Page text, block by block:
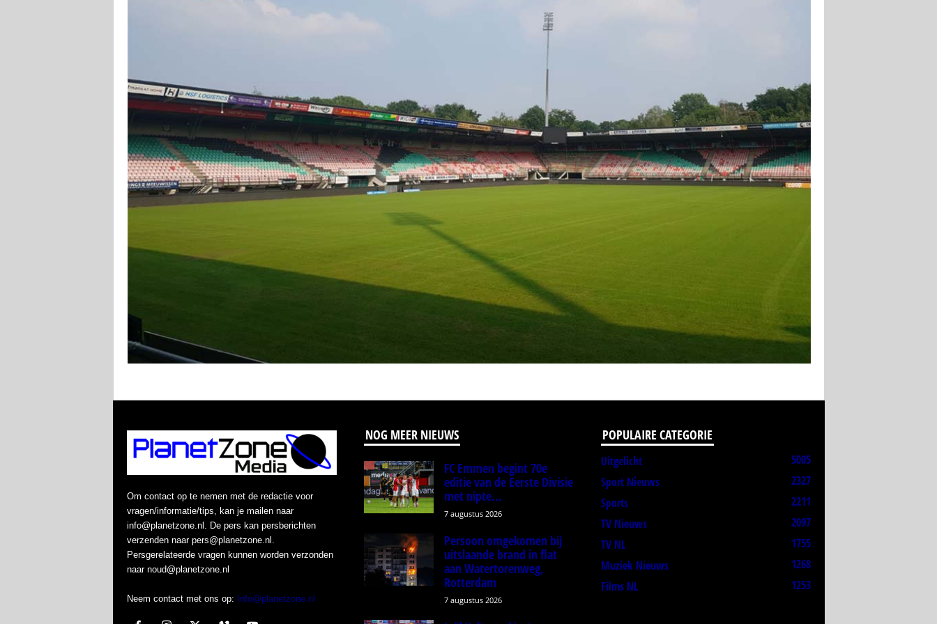
Om contact op te nemen met de redactie voor
vragen/informatie/tips, kan je mailen naar
info@planetzone.nl. De pers kan persberichten
verzenden naar pers@planetzone.nl.
Persgerelateerde vragen kunnen worden verzonden
naar noud@planetzone.nl
Neem contact met ons op: Info@planetzone.nl
NOG MEER NIEUWS
FC Emmen begint 70e
editie van de Eerste Divisie
met nipte...
7 augustus 2026
Persoon omgekomen bij
uitslaande brand in flat
aan Watertorenweg,
Rotterdam
7 augustus 2026
POPULAIRE CATEGORIE
Uitgelicht
5005
Sport Nieuws
2327
Sports
2211
TV Nieuws
2097
TV NL
1755
Muziek Nieuws
1268
Films NL
1253